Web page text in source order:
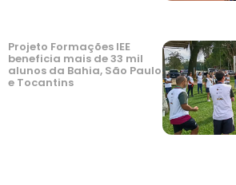
Projeto Formações IEE
beneficia mais de 33 mil
alunos da Bahia, São Paulo
e Tocantins